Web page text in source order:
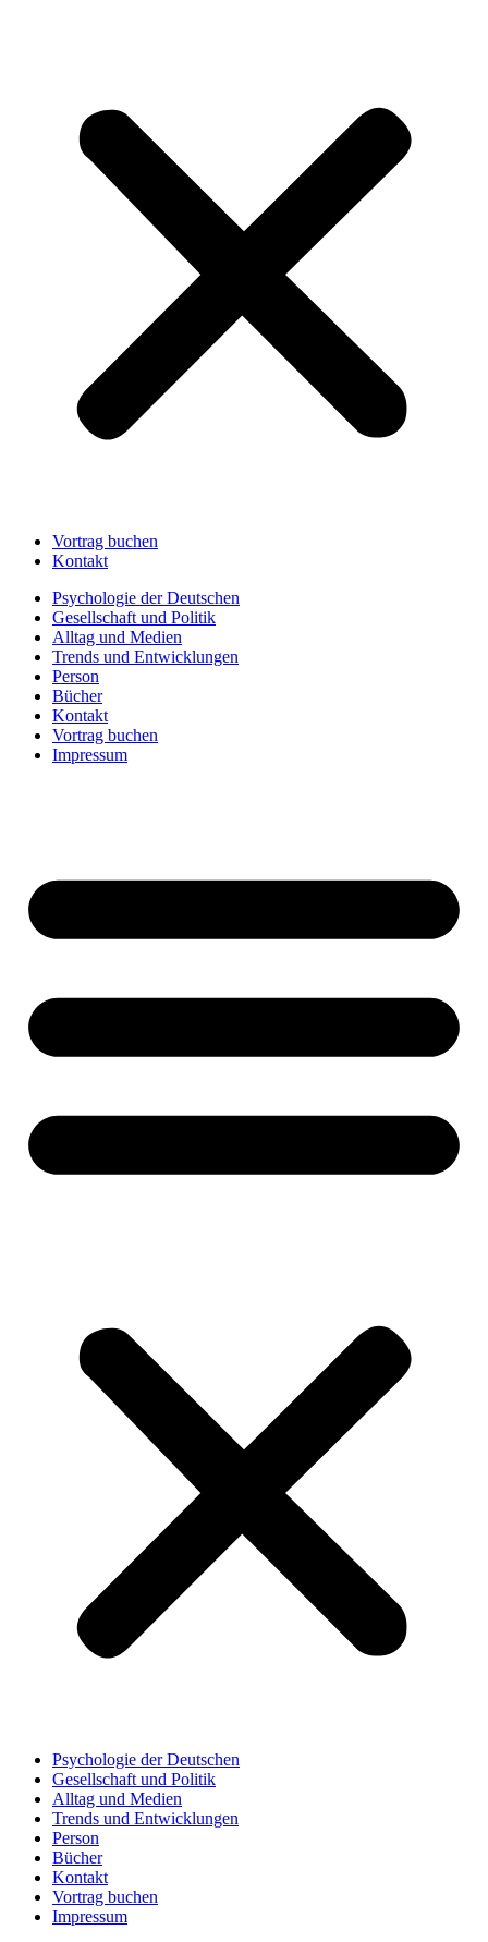
Vortrag buchen
Kontakt
Psychologie der Deutschen
Gesellschaft und Politik
Alltag und Medien
Trends und Entwicklungen
Person
Bücher
Kontakt
Vortrag buchen
Impressum
Psychologie der Deutschen
Gesellschaft und Politik
Alltag und Medien
Trends und Entwicklungen
Person
Bücher
Kontakt
Vortrag buchen
Impressum